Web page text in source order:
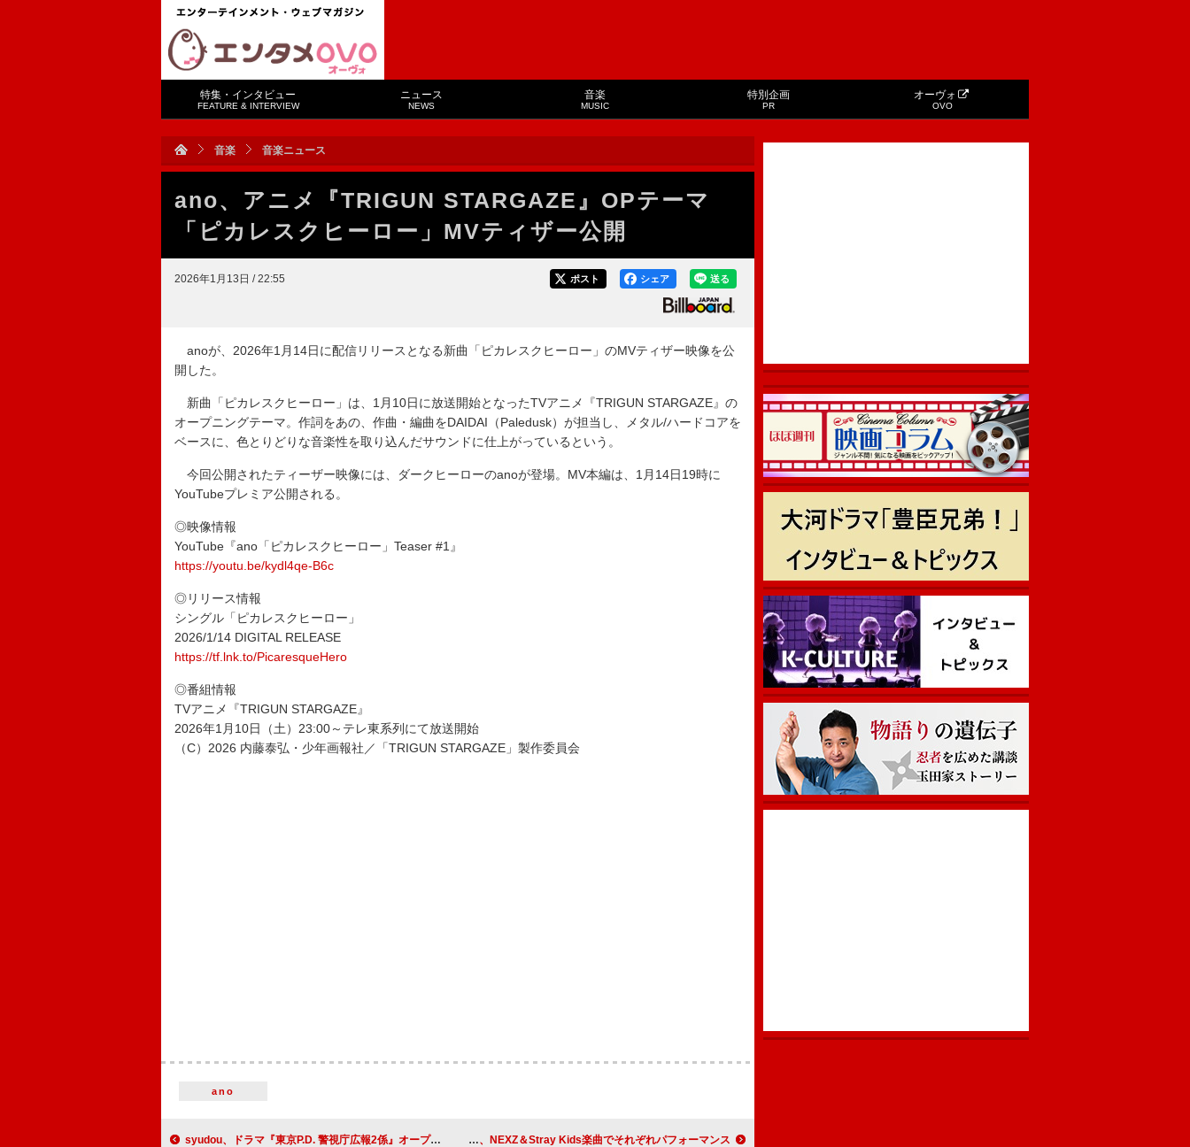
特集・インタビュー
FEATURE & INTERVIEW
ニュース
NEWS
音楽
MUSIC
特別企画
PR
オーヴォ
OVO
音楽 音楽ニュース
ano、アニメ『TRIGUN STARGAZE』OPテーマ
「ピカレスクヒーロー」MVティザー公開
2026年1月13日 / 22:55 送る
シェア
ポスト
anoが、2026年1月14日に配信リリースとなる新曲「ピカレスクヒーロー」のMVティザー映像を公
開した。
新曲「ピカレスクヒーロー」は、1月10日に放送開始となったTVアニメ『TRIGUN STARGAZE』の
オープニングテーマ。作詞をあの、作曲・編曲をDAIDAI（Paledusk）が担当し、メタル/ハードコアを
ベースに、色とりどりな音楽性を取り込んだサウンドに仕上がっているという。
今回公開されたティーザー映像には、ダークヒーローのanoが登場。MV本編は、1月14日19時に
YouTubeプレミア公開される。
◎映像情報
YouTube『ano「ピカレスクヒーロー」Teaser #1』
https://youtu.be/kydl4qe-B6c
◎リリース情報
シングル「ピカレスクヒーロー」
2026/1/14 DIGITAL RELEASE
https://tf.lnk.to/PicaresqueHero
◎番組情報
TVアニメ『TRIGUN STARGAZE』
2026年1月10日（土）23:00～テレ東系列にて放送開始
（C）2026 内藤泰弘・少年画報社／「TRIGUN STARGAZE」製作委員会
ano
syudou、ドラマ『東京P.D. 警視庁広報2係』オープニング主題歌「暴露」デジタルリリース決定＆新ビジュアルも解禁 NEXZのTOMOYA＆YUが『HIGHLIGHT』に登場、NEXZ＆Stray Kids楽曲でそれぞれパフォーマンス